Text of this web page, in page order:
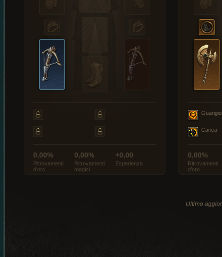
0,00%
Ritrovamenti
d’oro
0,00%
Ritrovamenti
magici
+0,00
Esperienza
Carica
0,00%
Ritrovamenti
d’oro
Ultimo